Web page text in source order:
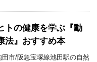
トの健康を学ぶ『動
法』おすすめ本
市/阪急宝塚線池田駅の自然